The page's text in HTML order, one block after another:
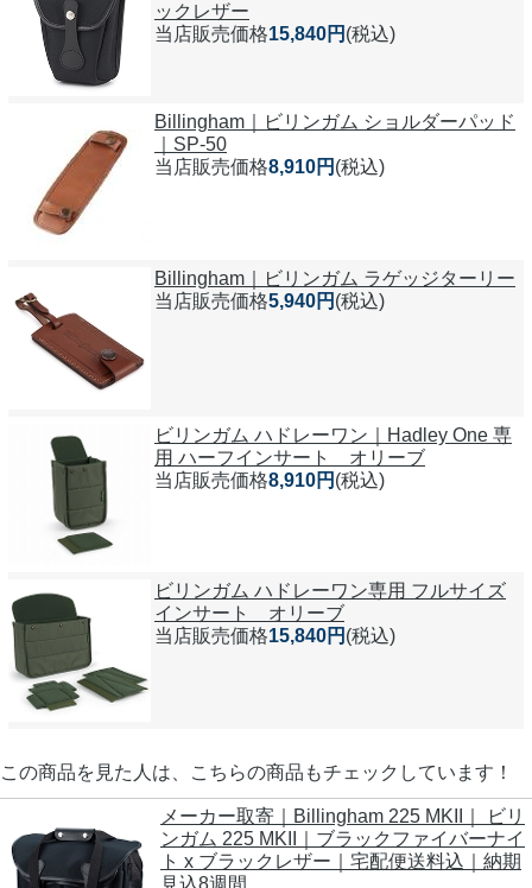
ックレザー
当店販売価格15,840円 (税込)
Billingham｜ビリンガム ショルダーパッド
｜SP-50
当店販売価格8,910円 (税込)
Billingham｜ビリンガム ラゲッジターリー
当店販売価格5,940円 (税込)
ビリンガム ハドレーワン｜Hadley One 専
用 ハーフインサート オリーブ
当店販売価格8,910円 (税込)
ビリンガム ハドレーワン専用 フルサイズ
インサート オリーブ
当店販売価格15,840円 (税込)
この商品を見た人は、こちらの商品もチェックしています！
メーカー取寄｜Billingham 225 MKII｜ ビリ
ンガム 225 MKII｜ブラックファイバーナイ
ト x ブラックレザー｜宅配便送料込｜納期